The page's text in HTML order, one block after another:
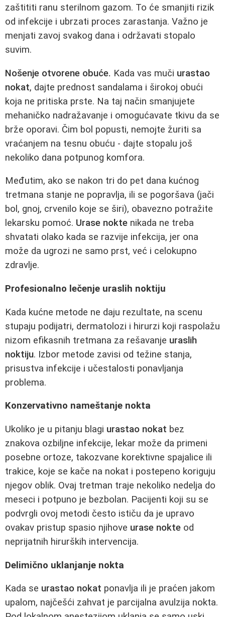
zaštititi ranu sterilnom gazom. To će smanjiti rizik
od infekcije i ubrzati proces zarastanja. Važno je
menjati zavoj svakog dana i održavati stopalo
suvim.
Nošenje otvorene obuće. Kada vas muči urastao
nokat, dajte prednost sandalama i širokoj obući
koja ne pritiska prste. Na taj način smanjujete
mehaničko nadražavanje i omogućavate tkivu da se
brže oporavi. Čim bol popusti, nemojte žuriti sa
vraćanjem na tesnu obuću - dajte stopalu još
nekoliko dana potpunog komfora.
Međutim, ako se nakon tri do pet dana kućnog
tretmana stanje ne popravlja, ili se pogoršava (jači
bol, gnoj, crvenilo koje se širi), obavezno potražite
lekarsku pomoć. Urase nokte nikada ne treba
shvatati olako kada se razvije infekcija, jer ona
može da ugrozi ne samo prst, već i celokupno
zdravlje.
Profesionalno lečenje uraslih noktiju
Kada kućne metode ne daju rezultate, na scenu
stupaju podijatri, dermatolozi i hirurzi koji raspolažu
nizom efikasnih tretmana za rešavanje uraslih
noktiju. Izbor metode zavisi od težine stanja,
prisustva infekcije i učestalosti ponavljanja
problema.
Konzervativno nameštanje nokta
Ukoliko je u pitanju blagi urastao nokat bez
znakova ozbiljne infekcije, lekar može da primeni
posebne ortoze, takozvane korektivne spajalice ili
trakice, koje se kače na nokat i postepeno koriguju
njegov oblik. Ovaj tretman traje nekoliko nedelja do
meseci i potpuno je bezbolan. Pacijenti koji su se
podvrgli ovoj metodi često ističu da je upravo
ovakav pristup spasio njihove urase nokte od
neprijatnih hirurških intervencija.
Delimično uklanjanje nokta
Kada se urastao nokat ponavlja ili je praćen jakom
upalom, najčešći zahvat je parcijalna avulzija nokta.